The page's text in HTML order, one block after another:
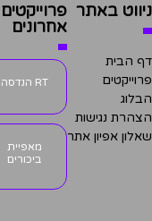
ניווט באתר
דף הבית
פרוייקטים
הבלוג
הצהרת נגישות
שאלון אפיון אתר
פרוייקטים
אחרונים
RT הנדסה
מאפיית
ביכורים